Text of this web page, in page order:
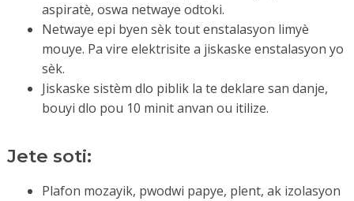
aspiratè, oswa netwaye odtoki.
Netwaye epi byen sèk tout enstalasyon limyè
mouye. Pa vire elektrisite a jiskaske enstalasyon yo
sèk.
Jiskaske sistèm dlo piblik la te deklare san danje,
bouyi dlo pou 10 minit anvan ou itilize.
Jete soti:
Plafon mozayik, pwodwi papye, plent, ak izolasyon